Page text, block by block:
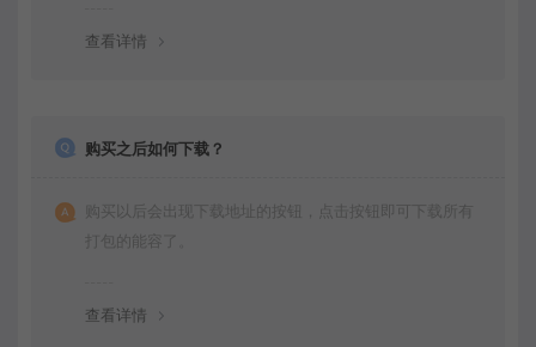
查看详情
购买之后如何下载？
购买以后会出现下载地址的按钮，点击按钮即可下载所有
打包的能容了。
查看详情